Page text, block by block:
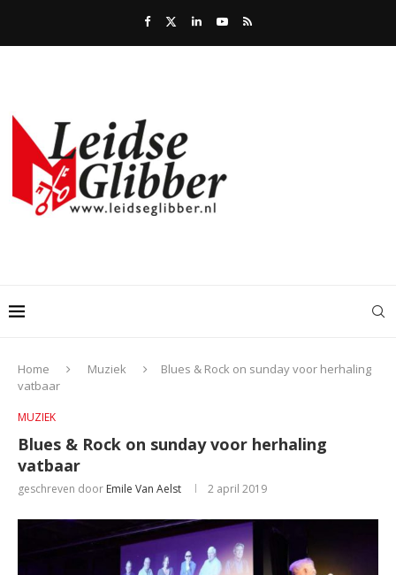
Home Muziek
Blues & Rock on sunday voor herhaling
vatbaar
MUZIEK
Blues & Rock on sunday voor herhaling
vatbaar
geschreven door Emile Van Aelst 2 april 2019